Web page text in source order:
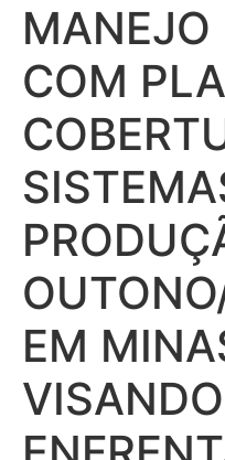
MANEJO
COM
EM
VISANDO